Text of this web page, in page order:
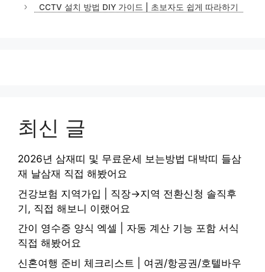
CCTV 설치 방법 DIY 가이드 | 초보자도 쉽게 따라하기
최신 글
2026년 삼재띠 및 무료운세 보는방법 대박띠 들삼
재 날삼재 직접 해봤어요
건강보험 지역가입 | 직장→지역 전환신청 솔직후
기, 직접 해보니 이랬어요
간이 영수증 양식 엑셀 | 자동 계산 기능 포함 서식
직접 해봤어요
신혼여행 준비 체크리스트 | 여권/항공권/호텔바우